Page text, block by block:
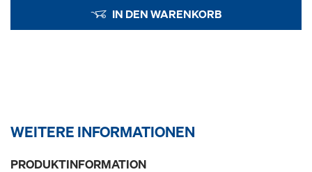
IN DEN WARENKORB
WEITERE INFORMATIONEN
PRODUKTINFORMATION